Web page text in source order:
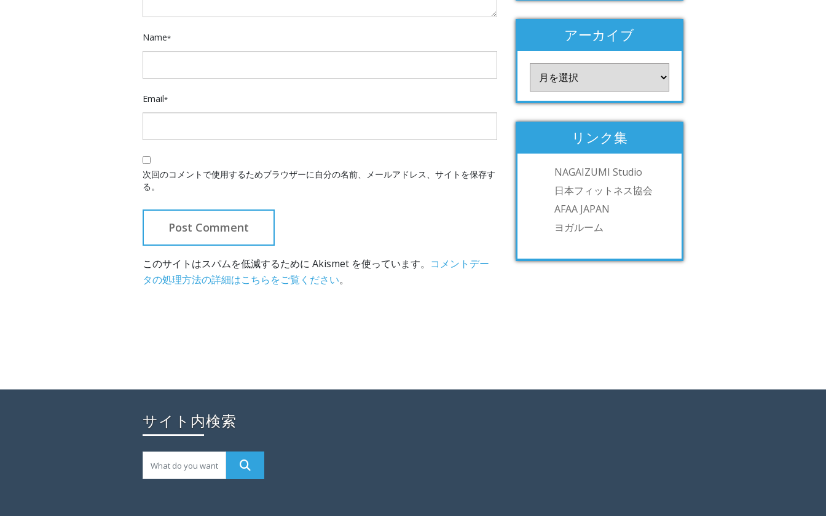
Name*
Email*
次回のコメントで使用するためブラウザーに自分の名前、メールアドレス、サイトを保存す
る。
このサイトはスパムを低減するために Akismet を使っています。 コメントデー
タの処理方法の詳細はこちらをご覧ください。
アーカイブ
カ
リンク集
NAGAIZUMI Studio
日本フィットネス協会
AFAA JAPAN
ヨガルーム
サイト内検索